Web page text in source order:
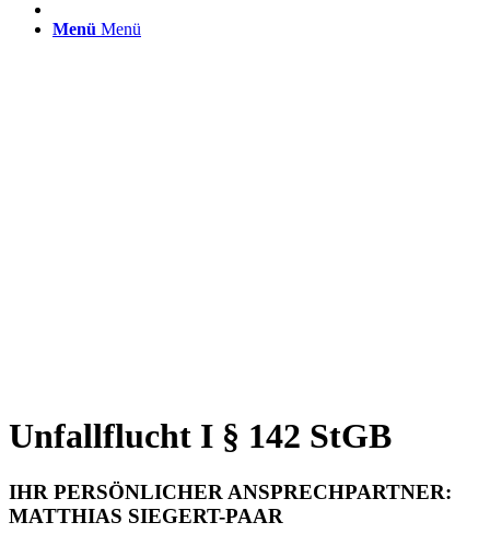
Menü Menü
Unfallflucht I § 142 StGB
IHR PERSÖNLICHER ANSPRECHPARTNER:
MATTHIAS SIEGERT-PAAR